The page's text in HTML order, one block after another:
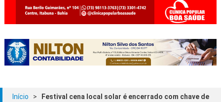
Início >
Festival cena local solar é encerrado com chave de